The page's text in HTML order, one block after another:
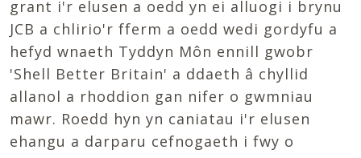
grant i'r elusen a oedd yn ei alluogi i brynu
JCB a chlirio'r fferm a oedd wedi gordyfu a
hefyd wnaeth Tyddyn Môn ennill gwobr
'Shell Better Britain' a ddaeth â chyllid
allanol a rhoddion gan nifer o gwmniau
mawr. Roedd hyn yn caniatau i'r elusen
ehangu a darparu cefnogaeth i fwy o